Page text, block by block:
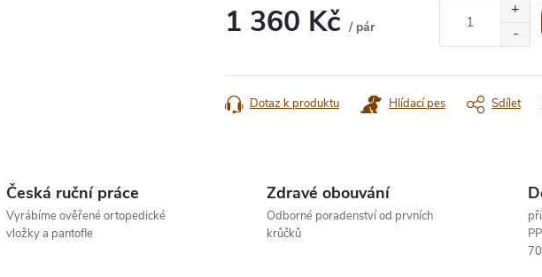
1 360 Kč / pár
Dotaz k produktu Hlídací pes Sdílet
Česká ruční práce
Vyrábíme ověřené ortopedické
vložky a pantofle
Zdravé obouvání
Odborné poradenství od prvních
krůčků